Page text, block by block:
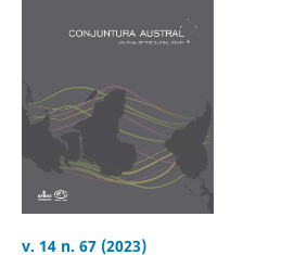
v. 14 n. 67 (2023)